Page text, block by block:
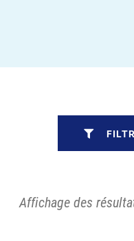
Affichage des